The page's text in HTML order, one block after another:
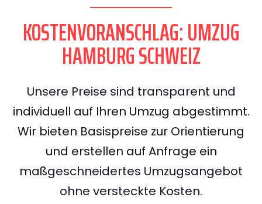
KOSTENVORANSCHLAG: UMZUG
HAMBURG SCHWEIZ
Unsere Preise sind transparent und
individuell auf Ihren Umzug abgestimmt.
Wir bieten Basispreise zur Orientierung
und erstellen auf Anfrage ein
maßgeschneidertes Umzugsangebot
ohne versteckte Kosten.